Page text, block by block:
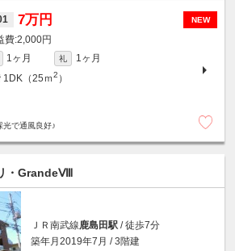
NEW
7万円
2,000円
1ヶ月 礼
1ヶ月
1DK（25ｍ2 ）
で通風良好♪
・GrandeⅧ
ＪＲ南武線鹿島田駅 / 徒歩7分
築年月2019年7月 / 3階建